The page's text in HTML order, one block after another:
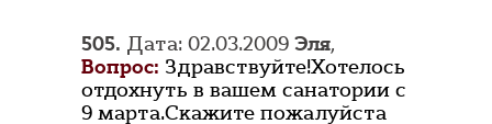
505. Дата: 02.03.2009 Эля,
Вопрос: Здравствуйте!Хотелось
отдохнуть в вашем санатории с
9 марта.Скажите пожалуйста